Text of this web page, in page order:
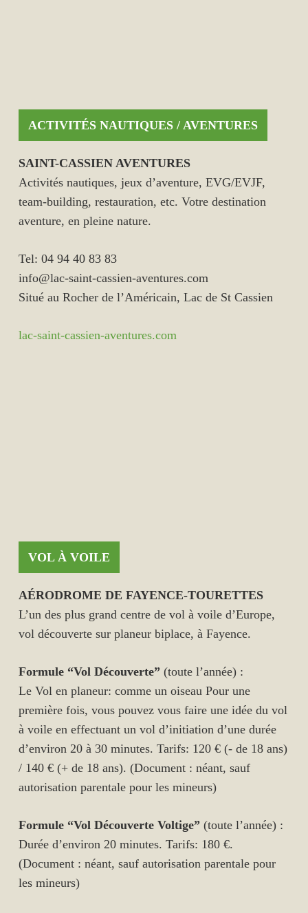
ACTIVITÉS NAUTIQUES / AVENTURES
SAINT-CASSIEN AVENTURES
Activités nautiques, jeux d’aventure, EVG/EVJF,
team-building, restauration, etc. Votre destination
aventure, en pleine nature.
Tel: 04 94 40 83 83
info@lac-saint-cassien-aventures.com
Situé au Rocher de l’Américain, Lac de St Cassien
lac-saint-cassien-aventures.com
VOL À VOILE
AÉRODROME DE FAYENCE-TOURETTES
L’un des plus grand centre de vol à voile d’Europe,
vol découverte sur planeur biplace, à Fayence.
Formule “Vol Découverte” (toute l’année) :
Le Vol en planeur: comme un oiseau Pour une
première fois, vous pouvez vous faire une idée du vol
à voile en effectuant un vol d’initiation d’une durée
d’environ 20 à 30 minutes. Tarifs: 120 € (- de 18 ans)
/ 140 € (+ de 18 ans). (Document : néant, sauf
autorisation parentale pour les mineurs)
Formule “Vol Découverte Voltige” (toute l’année) :
Durée d’environ 20 minutes. Tarifs: 180 €.
(Document : néant, sauf autorisation parentale pour
les mineurs)